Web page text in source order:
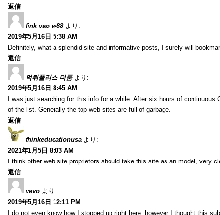
返信
link vao w88 より:
2019年5月16日 5:38 AM
Definitely, what a splendid site and informative posts, I surely will
返信
먹튀폴리스 더룸 より:
2019年5月16日 8:45 AM
I was just searching for this info for a while. After six hours of
of the list. Generally the top web sites are full of garbage.
返信
thinkeducationusa より:
2021年1月5日 8:03 AM
I think other web site proprietors should take this site as an model, very
返信
vevo より:
2019年5月16日 12:11 PM
I do not even know how I stopped up right here, however I thought this